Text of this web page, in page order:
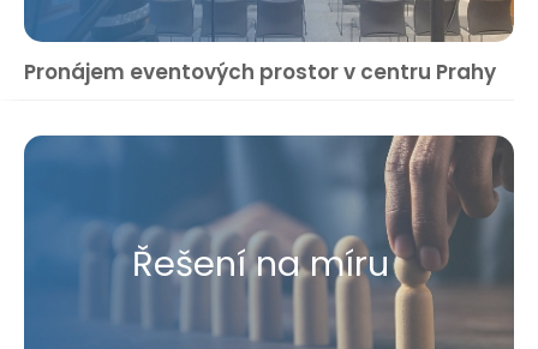
Pronájem eventových prostor v centru Prahy
Řešení na míru